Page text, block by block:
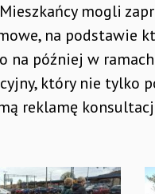
mogli
na podstawie
na później w
który nie tylko
reklamę